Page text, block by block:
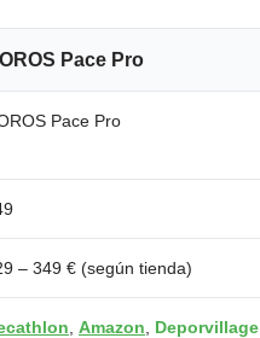
Pace Pro
Pace Pro
– 349 € (según tienda)
Amazon Deporvillage